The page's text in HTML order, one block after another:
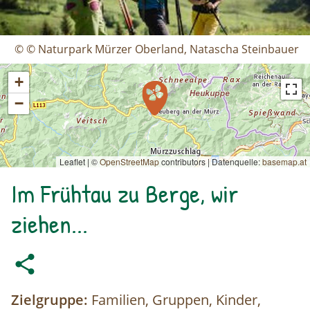
© © Naturpark Mürzer Oberland, Natascha Steinbauer
+
−
Leaflet | ©OpenStreetMapcontributors |Datenquelle:basemap.at
Im Frühtau zu Berge, wir
ziehen...
Zielgruppe: Familien, Gruppen, Kinder,